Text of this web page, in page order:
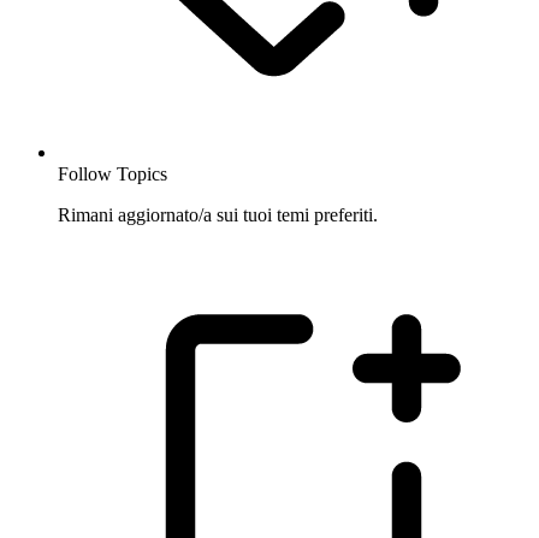
Follow Topics
Rimani aggiornato/a sui tuoi temi preferiti.